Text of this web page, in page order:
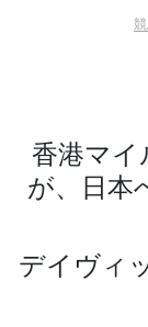
香港マ
が、日本
デイヴィ